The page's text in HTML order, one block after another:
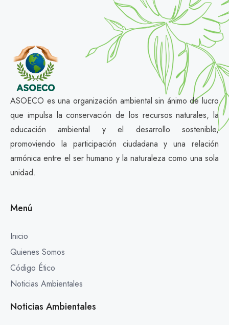
ASOECO es una organización ambiental sin ánimo de lucro
que impulsa la conservación de los recursos naturales, la
educación ambiental y el desarrollo sostenible,
promoviendo la participación ciudadana y una relación
armónica entre el ser humano y la naturaleza como una sola
unidad.
Menú
Inicio
Quienes Somos
Código Ético
Noticias Ambientales
Noticias Ambientales